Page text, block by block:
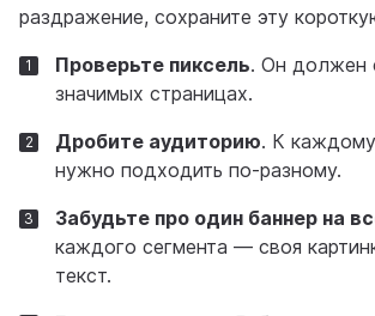
раздражение, сохраните эту
Проверьте пиксель. Он должен
значимых страницах.
Дробите аудиторию. К
нужно подходить по-разному.
Забудьте про один баннер на
каждого сегмента — своя
текст.